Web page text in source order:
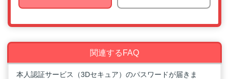
関連するFAQ
本人認証サービス（3Dセキュア）のパスワードが届きま